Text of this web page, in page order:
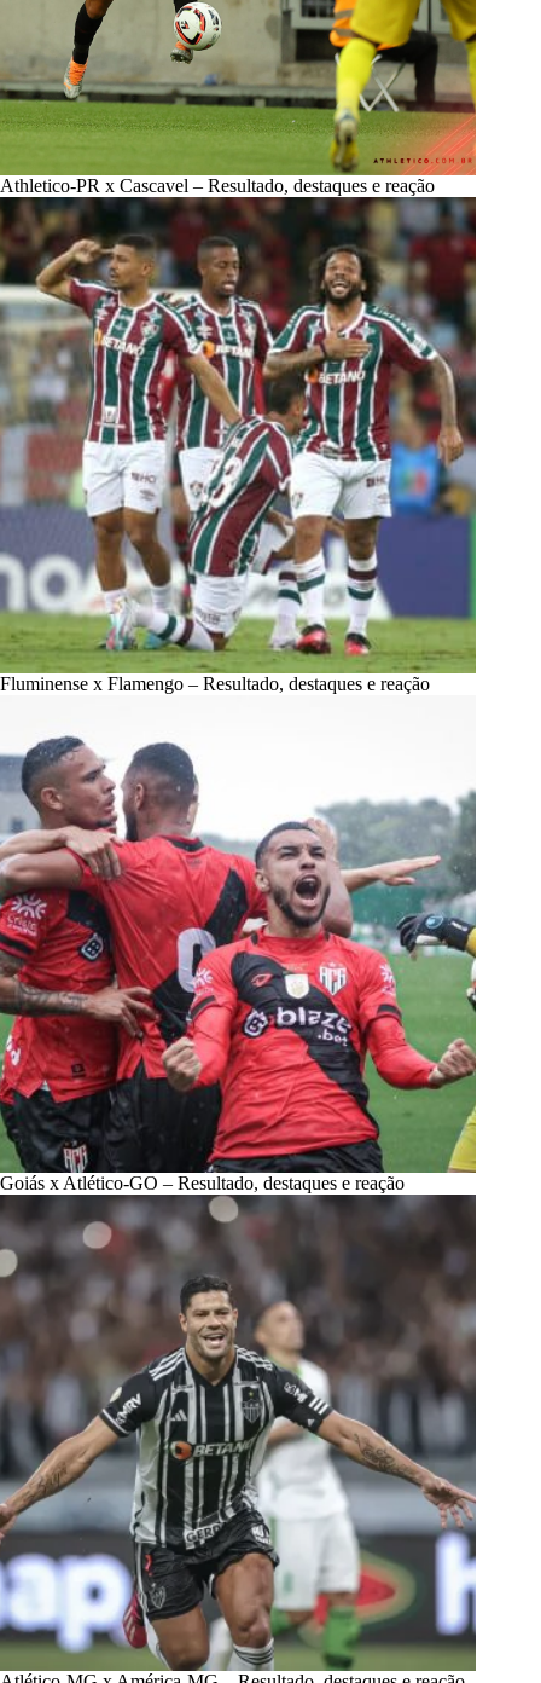
Athletico-PR x Cascavel – Resultado, destaques e reação
Fluminense x Flamengo – Resultado, destaques e reação
Goiás x Atlético-GO – Resultado, destaques e reação